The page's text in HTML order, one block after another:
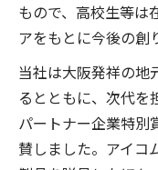
もので、高校生等は
アをもとに今後の創
当社は大阪発祥の地
るとともに、次代を
パートナー企業特別
賛しました。アイコ